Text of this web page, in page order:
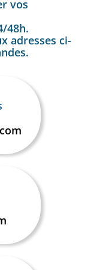
vos
48h.
adresses ci-